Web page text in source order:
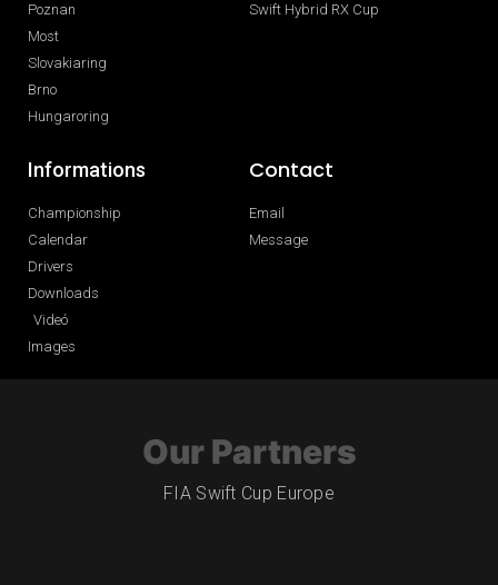
Poznan
Most
Slovakiaring
Brno
Hungaroring
Swift Hybrid RX Cup
Informations
Championship
Calendar
Drivers
Downloads
Videó
Images
Contact
Email
Message
Our Partners
FIA Swift Cup Europe